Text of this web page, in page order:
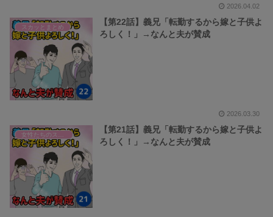
2026.04.02
スカッとまとめ
【第22話】義兄「転勤するから嫁と子供よ
ろしく！」→なんと夫が賛成
2026.03.30
【第21話】義兄「転勤するから嫁と子供よ
ろしく！」→なんと夫が賛成